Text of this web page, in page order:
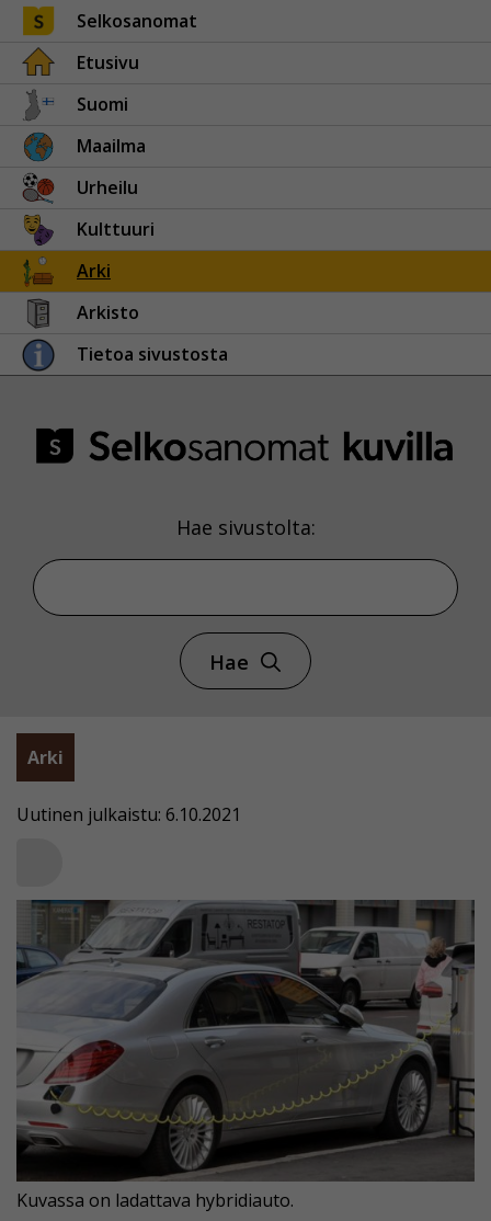
Selkosanomat
Etusivu
Suomi
Maailma
Urheilu
Kulttuuri
Arki
Arkisto
Tietoa sivustosta
Hae sivustolta:
Hae
Arki
Uutinen julkaistu: 6.10.2021
Kuvassa on ladattava hybridiauto.